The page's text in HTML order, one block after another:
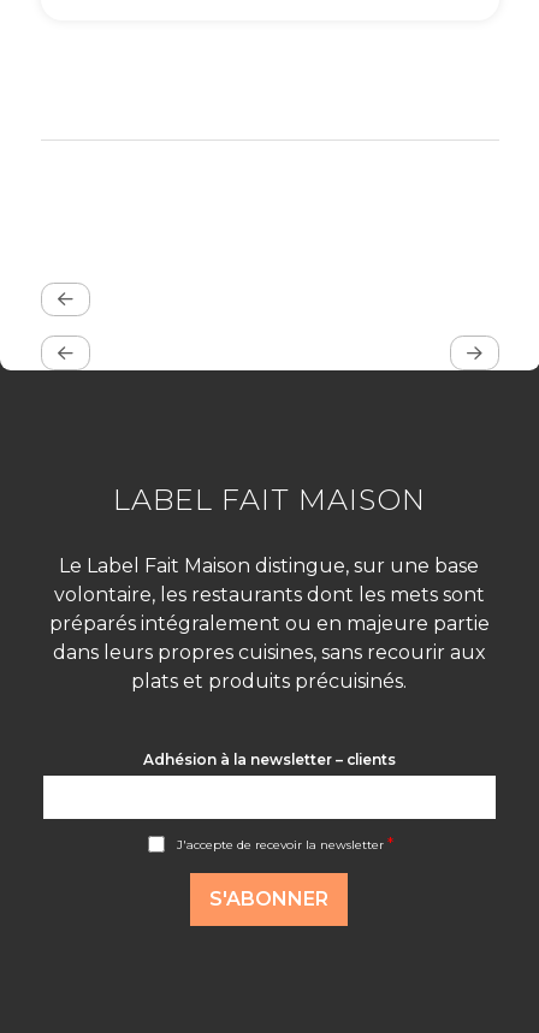
LABEL FAIT MAISON
Le Label Fait Maison distingue, sur une base
volontaire, les restaurants dont les mets sont
préparés intégralement ou en majeure partie
dans leurs propres cuisines, sans recourir aux
plats et produits précuisinés.
Adhésion à la newsletter – clients
J'accepte de recevoir la newsletter*
S'ABONNER